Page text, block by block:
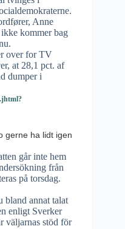
Anne
kommer bag
over for TV
at 28,1 pct. af
dumper i
gerne ha lidt igen
går inte hem
från
på torsdag.
bland annat talat
enligt Sverker
väljarnas stöd för